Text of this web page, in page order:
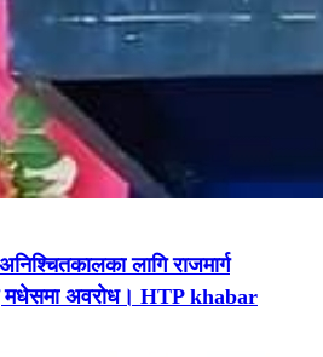
लागि राजमार्ग
मधेसमा अवरोध। HTP khabar